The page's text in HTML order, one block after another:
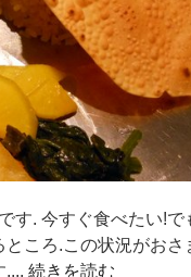
す. 今すぐ食べたい!で
ころ.この状況がおさ
.... 続きを読む